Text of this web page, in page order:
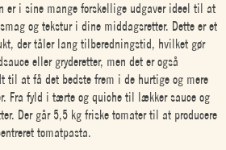
er i sine mange forskellige udgaver ideel til at
og tekstur i dine middagsretter. Dette er et
der tåler lang tilberedningstid, hvilket gør
eller gryderetter, men det er også
til at få det bedste frem i de hurtige og mere
Fra fyld i tærte og quiche til lækker sauce og
Der går 5,5 kg friske tomater til at producere
tomatpasta.